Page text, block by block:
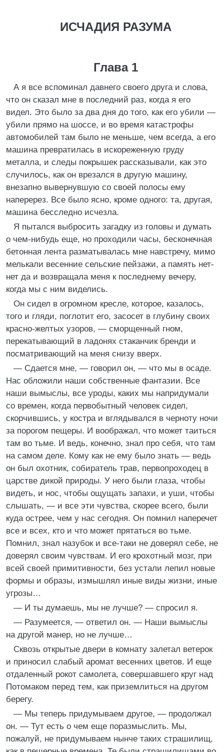
ИСЧАДИЯ РАЗУМА
Глава 1
А я все вспоминал давнего своего друга и слова,
что он сказал мне в последний раз, когда я его
видел. Это было за два дня до того, как его убили —
убили прямо на шоссе, и во время катастрофы
автомобилей там было не меньше, чем всегда, а его
машина превратилась в искореженную груду
металла, и следы покрышек рассказывали, как это
случилось, как он врезался в другую машину,
внезапно вывернувшую со своей полосы ему
наперерез. Все было ясно, кроме одного: та, другая,
машина бесследно исчезла.
Я пытался выбросить загадку из головы и думать
о чем-нибудь еще, но проходили часы, бесконечная
бетонная лента разматывалась мне навстречу, мимо
мелькали весенние сельские пейзажи, а память нет-
нет да и возвращала меня к последнему вечеру,
когда мы с ним виделись.
Он сидел в огромном кресле, которое, казалось,
того и гляди, поглотит его, засосет в глубину своих
красно-желтых узоров, — сморщенный гном,
перекатывающий в ладонях стаканчик бренди и
посматривающий на меня снизу вверх.
— Сдается мне, — говорил он, — что мы в осаде.
Нас обложили наши собственные фантазии. Все
наши вымыслы, все уроды, каких мы напридумали
со времен, когда первобытный человек сидел,
скорчившись, у костра и вглядывался в черноту ночи
за порогом пещеры. И воображал, что может таиться
там во тьме. И ведь, конечно, знал про себя, что там
на самом деле. Кому как не ему было знать — ведь
он был охотник, собиратель трав, первопроходец в
царстве дикой природы. У него были глаза, чтобы
видеть, и нос, чтобы ощущать запахи, и уши, чтобы
слышать, — и все эти чувства, скорее всего, были
куда острее, чем у нас сегодня. Он помнил наперечет
все и всех, кто и что может прятаться во тьме.
Помнил, знал назубок и все-таки не доверял себе, не
доверял своим чувствам. И его крохотный мозг, при
всей своей примитивности, без устали лепил новые
формы и образы, измышлял иные виды жизни, иные
угрозы…
— И ты думаешь, мы не лучше? — спросил я.
— Разумеется, — ответил он. — Наши вымыслы
на другой манер, но не лучше…
Сквозь открытые двери в комнату залетал ветерок
и приносил слабый аромат весенних цветов. И еще
отдаленный рокот самолета, совершавшего круг над
Потомаком перед тем, как приземлиться на другом
берегу.
— Мы теперь придумываем другое, — продолжал
он. — Тут есть о чем еще поразмыслить. Мы,
пожалуй, не придумываем нынче таких страшилищ,